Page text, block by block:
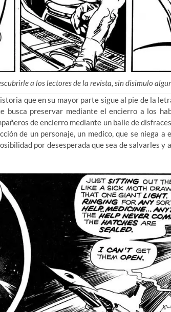
a los lectores de la revista, sin disimulo
que en su mayor parte sigue al pie de la
busca preservar mediante el encierro a los
de encierro mediante un baile de
de un personaje, un medico, que se niega a
por desesperada que sea de salvarles y